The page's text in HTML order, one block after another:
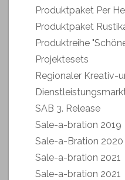
Produktpaket Per
Produktpaket
Produktreihe
Projektesets
Regionaler Kreativ-
SAB 3. Release
Sale-a-bration 2019
Sale-a-Bration 2020
Sale-a-bration 2021
Sale-a-bration 2021